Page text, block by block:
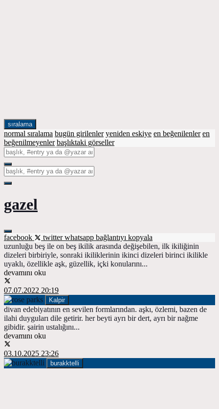
sıralama
normal sıralama bugün girilenler yeniden eskiye en beğenilenler en
beğenilmeyenler başlıktaki görseller
gazel
facebook twitterwhatsapp bağlantıyı kopyala
uzunluğu beş ile on beş ikilik arasında değişebilen, ilk ikiliğinin
dizeleri birbiriyle, sonraki ikiliklerinin ikinci dizeleri birinci ikilikle
uyaklı, özellikle aşk, güzellik, içki konularını...
devamını oku
07.07.2022 20:19
Kalpir
divan edebiyatının en sevilen formlarından. aşkı, özlemi, bazen de
ilahi duyguları dile getirir. her beyti ayrı bir dert, ayrı bir nağme
gibidir. şairin ustalığını...
devamını oku
03.10.2025 23:26
burakktelli